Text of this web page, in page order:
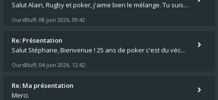
Salut Alain, Rugby et poker, j'aime bien le mélange. Tu suis le rugby du coin ? Moi j'essaie d'aller voir des matchs de
OursBluff, 08 juin 2026, 09:42
Re: Présentation
Salut Stéphane, Bienvenue ! 25 ans de poker c'est du vécu quand même. Moi je suis relativementnouveau (2018) mais j'ai a
OursBluff, 04 juin 2026, 12:42
Re: Ma présentation
Merci.